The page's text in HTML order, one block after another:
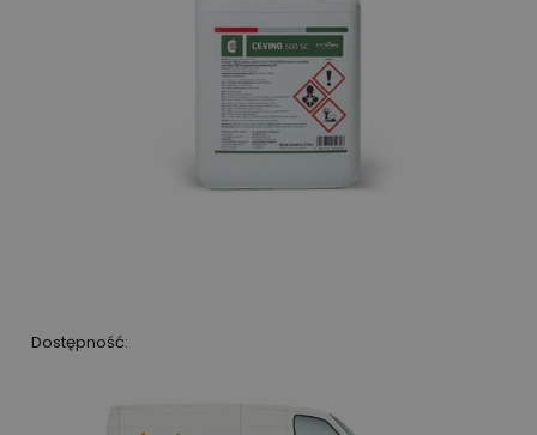
Dostępność: